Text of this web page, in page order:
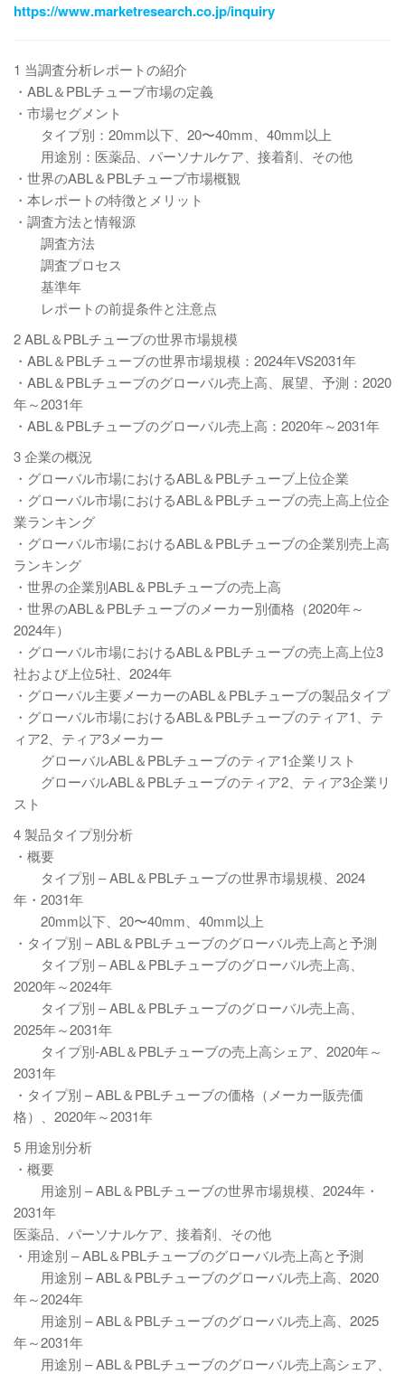
https://www.marketresearch.co.jp/inquiry
1 当調査分析レポートの紹介
・ABL＆PBLチューブ市場の定義
・市場セグメント
タイプ別：20mm以下、20〜40mm、40mm以上
用途別：医薬品、パーソナルケア、接着剤、その他
・世界のABL＆PBLチューブ市場概観
・本レポートの特徴とメリット
・調査方法と情報源
調査方法
調査プロセス
基準年
レポートの前提条件と注意点
2 ABL＆PBLチューブの世界市場規模
・ABL＆PBLチューブの世界市場規模：2024年VS2031年
・ABL＆PBLチューブのグローバル売上高、展望、予測：2020
年～2031年
・ABL＆PBLチューブのグローバル売上高：2020年～2031年
3 企業の概況
・グローバル市場におけるABL＆PBLチューブ上位企業
・グローバル市場におけるABL＆PBLチューブの売上高上位企
業ランキング
・グローバル市場におけるABL＆PBLチューブの企業別売上高
ランキング
・世界の企業別ABL＆PBLチューブの売上高
・世界のABL＆PBLチューブのメーカー別価格（2020年～
2024年）
・グローバル市場におけるABL＆PBLチューブの売上高上位3
社および上位5社、2024年
・グローバル主要メーカーのABL＆PBLチューブの製品タイプ
・グローバル市場におけるABL＆PBLチューブのティア1、テ
ィア2、ティア3メーカー
グローバルABL＆PBLチューブのティア1企業リスト
グローバルABL＆PBLチューブのティア2、ティア3企業リ
スト
4 製品タイプ別分析
・概要
タイプ別 – ABL＆PBLチューブの世界市場規模、2024
年・2031年
20mm以下、20〜40mm、40mm以上
・タイプ別 – ABL＆PBLチューブのグローバル売上高と予測
タイプ別 – ABL＆PBLチューブのグローバル売上高、
2020年～2024年
タイプ別 – ABL＆PBLチューブのグローバル売上高、
2025年～2031年
タイプ別-ABL＆PBLチューブの売上高シェア、2020年～
2031年
・タイプ別 – ABL＆PBLチューブの価格（メーカー販売価
格）、2020年～2031年
5 用途別分析
・概要
用途別 – ABL＆PBLチューブの世界市場規模、2024年・
2031年
医薬品、パーソナルケア、接着剤、その他
・用途別 – ABL＆PBLチューブのグローバル売上高と予測
用途別 – ABL＆PBLチューブのグローバル売上高、2020
年～2024年
用途別 – ABL＆PBLチューブのグローバル売上高、2025
年～2031年
用途別 – ABL＆PBLチューブのグローバル売上高シェア、